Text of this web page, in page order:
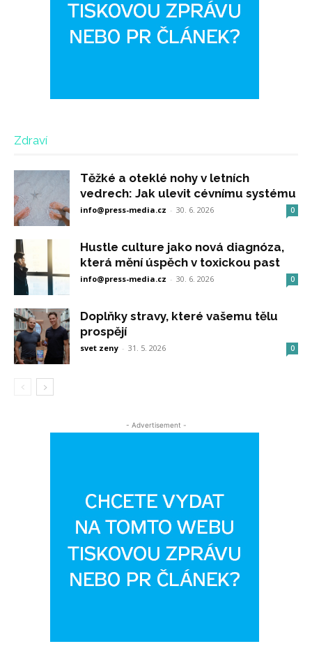
Zdraví
Těžké a oteklé nohy v letních
vedrech: Jak ulevit cévnímu systému
info@press-media.cz - 30. 6. 2026 0
Hustle culture jako nová diagnóza,
která mění úspěch v toxickou past
info@press-media.cz - 30. 6. 2026 0
Doplňky stravy, které vašemu tělu
prospějí
svet zeny - 31. 5. 2026 0
- Advertisement -